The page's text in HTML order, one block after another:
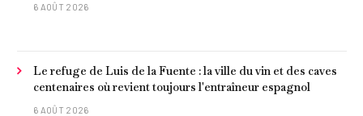
6 AOÛT 2026
Le refuge de Luis de la Fuente : la ville du vin et des caves
centenaires où revient toujours l'entraîneur espagnol
6 AOÛT 2026